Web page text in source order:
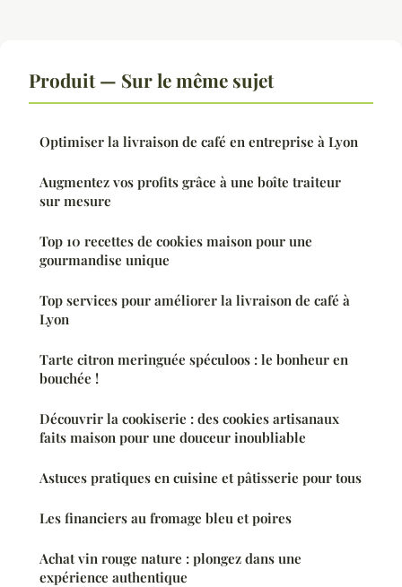
Produit — Sur le même sujet
Optimiser la livraison de café en entreprise à Lyon
Augmentez vos profits grâce à une boîte traiteur
sur mesure
Top 10 recettes de cookies maison pour une
gourmandise unique
Top services pour améliorer la livraison de café à
Lyon
Tarte citron meringuée spéculoos : le bonheur en
bouchée !
Découvrir la cookiserie : des cookies artisanaux
faits maison pour une douceur inoubliable
Astuces pratiques en cuisine et pâtisserie pour tous
Les financiers au fromage bleu et poires
Achat vin rouge nature : plongez dans une
expérience authentique